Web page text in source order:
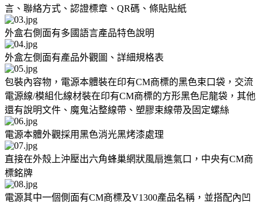
言、聯絡方式、認證標章、QR碼、條貼貼紙
外盒右側面有多國語言產品特色說明
外盒左側面有產品外觀圖、詳細規格表
包裝內容物，電源本體裝在印有CM商標的黑色束口袋，交流
電源線/模組化線材裝在印有CM商標的方形黑色尼龍袋，其他
還有說明文件、魔鬼沾整線帶、塑膠束線帶及固定螺絲
電源本體外觀採用黑色消光黑烤漆處理
直接在外殼上沖壓出六角蜂巢網狀風扇進氣口，中央有CM商
標銘牌
電源其中一個側面有CM商標及V1300產品名稱，並搭配內凹